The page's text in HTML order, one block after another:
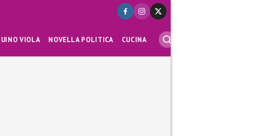
VIOLA NOVELLA POLITICA CUCINA